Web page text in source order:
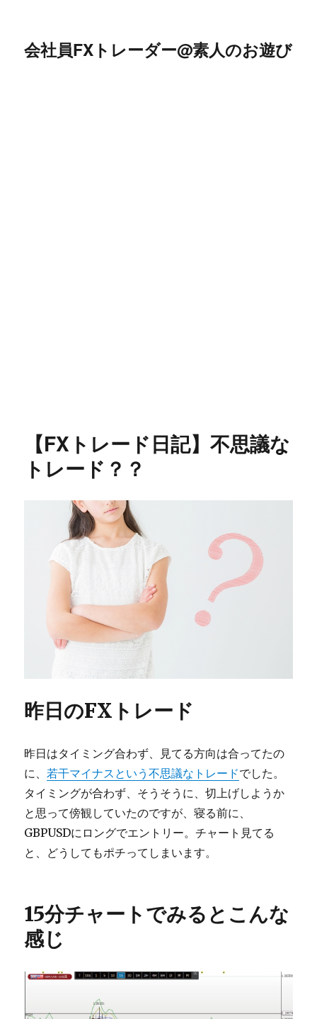
会社員FXトレーダー@素人のお遊び
【FXトレード日記】不思議な
トレード？？
昨日のFXトレード
昨日はタイミング合わず、見てる方向は合ってたの
に、若干マイナスという不思議なトレードでした。
タイミングが合わず、そうそうに、切上げしようか
と思って傍観していたのですが、寝る前に、
GBPUSDにロングでエントリー。チャート見てる
と、どうしてもポチってしまいます。
15分チャートでみるとこんな
感じ